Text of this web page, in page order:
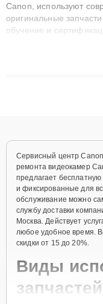
Canon, используют
оригинальные
обучение и
сохранением
Сервисный центр
ремонта видеокамер
предлагает бесплатную
и фиксированные для
обслуживание можно
службу доставки
Москва. Действует
любое удобное время.
скидки от 15 до 20%.
Виды
запчастей